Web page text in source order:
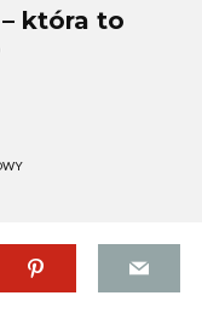
która to